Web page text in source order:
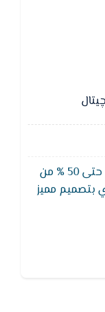
الموفرة للطاقة بخاصية الانفرتر ( توفير حتى 50 % من
بتصميم مميز